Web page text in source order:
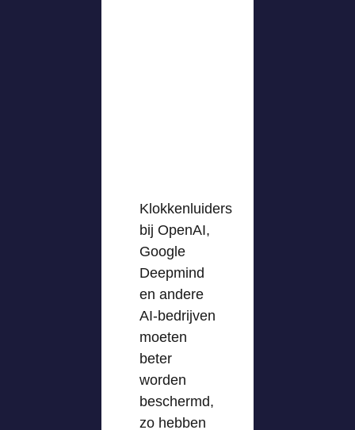
Klokkenluiders
bij OpenAI,
Google
Deepmind
en andere
AI-bedrijven
moeten
beter
worden
beschermd,
zo hebben